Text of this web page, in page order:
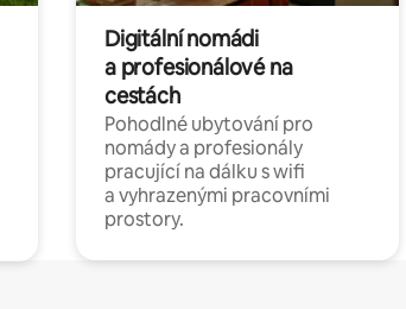
Digitální nomádi
a profesionálové na
cestách
Pohodlné ubytování pro
nomády a profesionály
pracující na dálku s wifi
a vyhrazenými pracovními
prostory.